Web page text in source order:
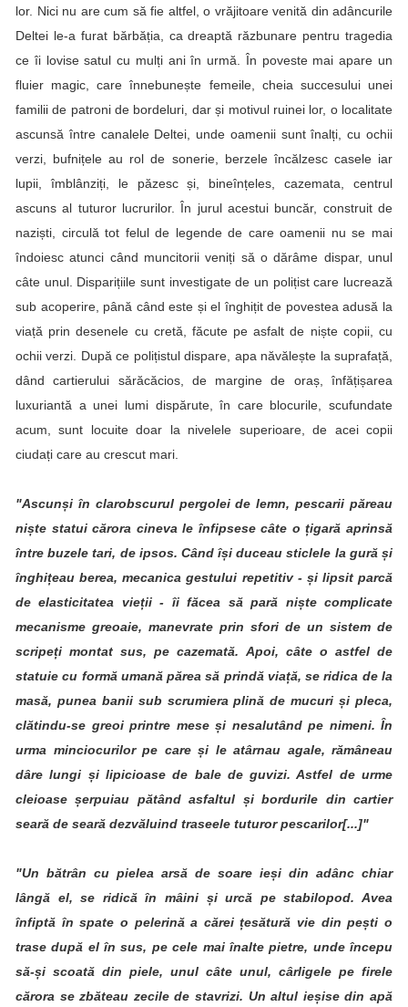
lor. Nici nu are cum să fie altfel, o vrăjitoare venită din adâncurile
Deltei le-a furat bărbăția, ca dreaptă răzbunare pentru tragedia
ce îi lovise satul cu mulți ani în urmă. În poveste mai apare un
fluier magic, care înnebunește femeile, cheia succesului unei
familii de patroni de bordeluri, dar și motivul ruinei lor, o localitate
ascunsă între canalele Deltei, unde oamenii sunt înalți, cu ochii
verzi, bufnițele au rol de sonerie, berzele încălzesc casele iar
lupii, îmblânziți, le păzesc și, bineînțeles, cazemata, centrul
ascuns al tuturor lucrurilor. În jurul acestui buncăr, construit de
naziști, circulă tot felul de legende de care oamenii nu se mai
îndoiesc atunci când muncitorii veniți să o dărâme dispar, unul
câte unul. Disparițiile sunt investigate de un polițist care lucrează
sub acoperire, până când este și el înghițit de povestea adusă la
viață prin desenele cu cretă, făcute pe asfalt de niște copii, cu
ochii verzi. După ce polițistul dispare, apa năvălește la suprafață,
dând cartierului sărăcăcios, de margine de oraș, înfățișarea
luxuriantă a unei lumi dispărute, în care blocurile, scufundate
acum, sunt locuite doar la nivelele superioare, de acei copii
ciudați care au crescut mari.
"Ascunși în clarobscurul pergolei de lemn, pescarii păreau
niște statui cărora cineva le înfipsese câte o țigară aprinsă
între buzele tari, de ipsos. Când își duceau sticlele la gură și
înghițeau berea, mecanica gestului repetitiv - și lipsit parcă
de elasticitatea vieții - îi făcea să pară niște complicate
mecanisme greoaie, manevrate prin sfori de un sistem de
scripeți montat sus, pe cazemată. Apoi, câte o astfel de
statuie cu formă umană părea să prindă viață, se ridica de la
masă, punea banii sub scrumiera plină de mucuri și pleca,
clătindu-se greoi printre mese și nesalutând pe nimeni. În
urma minciocurilor pe care și le atârnau agale, rămâneau
dâre lungi și lipicioase de bale de guvizi. Astfel de urme
cleioase șerpuiau pătând asfaltul și bordurile din cartier
seară de seară dezvăluind traseele tuturor pescarilor[...]"
"Un bătrân cu pielea arsă de soare ieși din adânc chiar
lângă el, se ridică în mâini și urcă pe stabilopod. Avea
înfiptă în spate o pelerină a cărei țesătură vie din pești o
trase după el în sus, pe cele mai înalte pietre, unde începu
să-și scoată din piele, unul câte unul, cârligele pe firele
cărora se zbăteau zecile de stavrizi. Un altul ieșise din apă